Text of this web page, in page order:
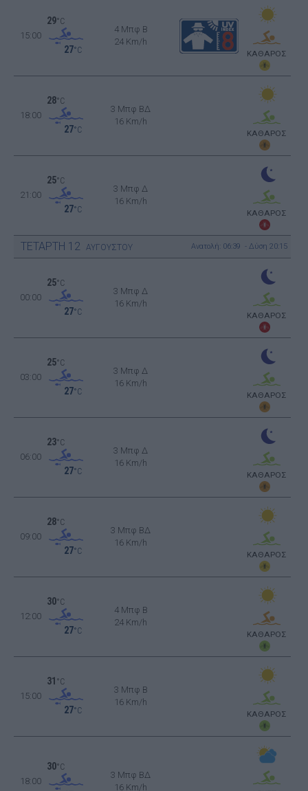
15:00
29°C
27°C
4 Μπφ B
24 Km/h
ΚΑΘΑΡΟΣ
18:00
28°C
27°C
3 Μπφ ΒΔ
16 Km/h
ΚΑΘΑΡΟΣ
21:00
25°C
27°C
3 Μπφ Δ
16 Km/h
ΚΑΘΑΡΟΣ
ΤΕΤΑΡΤΗ 12 ΑΥΓΟΥΣΤΟΥ Ανατολή: 06:39 - Δύση 20:15
00:00
25°C
27°C
3 Μπφ Δ
16 Km/h
ΚΑΘΑΡΟΣ
03:00
25°C
27°C
3 Μπφ Δ
16 Km/h
ΚΑΘΑΡΟΣ
06:00
23°C
27°C
3 Μπφ Δ
16 Km/h
ΚΑΘΑΡΟΣ
09:00
28°C
27°C
3 Μπφ ΒΔ
16 Km/h
ΚΑΘΑΡΟΣ
12:00
30°C
27°C
4 Μπφ B
24 Km/h
ΚΑΘΑΡΟΣ
15:00
31 °C
27°C
3 Μπφ B
16 Km/h
ΚΑΘΑΡΟΣ
18:00
30°C
3 Μπφ ΒΔ
16 Km/h